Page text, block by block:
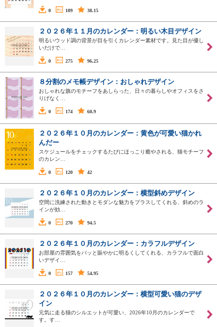
0 109 38.15
２０２６年１１月のカレンダー：明るい木目デザイン
明るいウッド調の背景が目を引くカレンダー素材です。見た目が優し
いだけで…
0 275 96.25
８分割のメモ帳デザイン：おしゃれデザイン
おしゃれな旗のモチーフをあしらった、日々の暮らしやオフィスをさ
りげなく…
0 174 60.9
２０２６年１０月のカレンダー：黄色が可愛い猫かれ
んだー
スケジュールをチェックするたびにほっこり癒やされる、猫モチーフ
のカレン…
0 120 42
２０２６年１０月のカレンダー：横型斜めデザイン
空間に洗練された動きとモダンな魅力をプラスしてくれる、斜めのラ
インが効…
0 270 94.5
２０２６年１０月のカレンダー：カラフルデザイン
お部屋の雰囲気をパッと賑やかに明るくしてくれる、カラフルで面白
いデザイ…
0 157 54.95
２０２６年１０月のカレンダー：横型可愛い猫のデザ
イン
元気に走る猫のシルエットが可愛い、2026年10月のカレンダーで
す。す…